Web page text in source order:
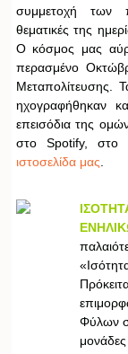
συμμετοχή των
θεματικές της
Ο κόσμος μας
περασμένο
Μεταπολίτευσης.
ηχογραφήθηκαν
επεισόδια της
στο Spotify, στο
ιστοσελίδα μας
Φύλων